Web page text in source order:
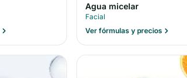
Agua micelar
Facial
Ver fórmulas y precios